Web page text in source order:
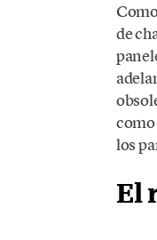
de
los
El